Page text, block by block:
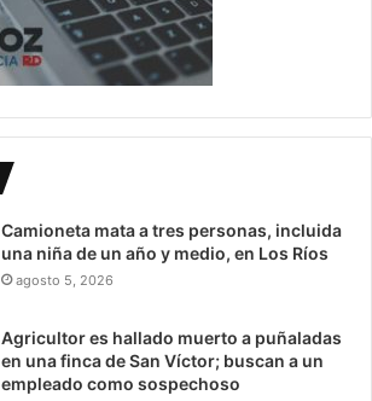
Camioneta mata a tres personas, incluida
una niña de un año y medio, en Los Ríos
agosto 5, 2026
Agricultor es hallado muerto a puñaladas
en una finca de San Víctor; buscan a un
empleado como sospechoso